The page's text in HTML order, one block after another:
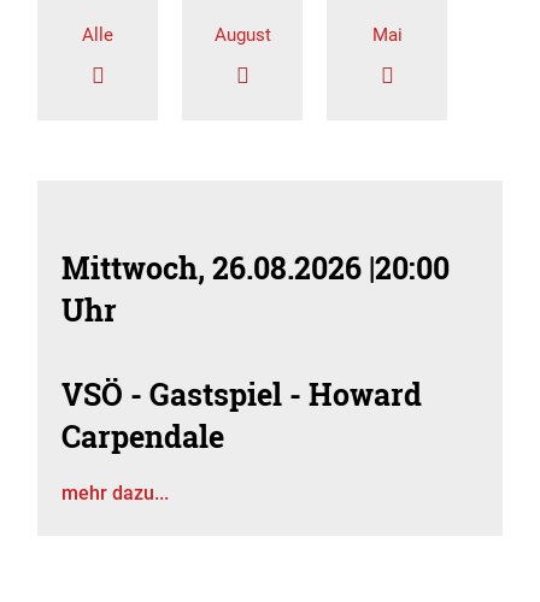
Alle August Mai
Mittwoch, 26.08.2026 |20:00
Uhr
VSÖ - Gastspiel - Howard
Carpendale
mehr dazu...